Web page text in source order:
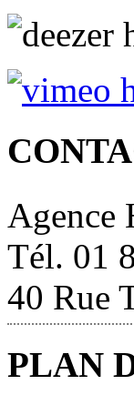
Agence
Tél. 01
40 Rue
PLAN